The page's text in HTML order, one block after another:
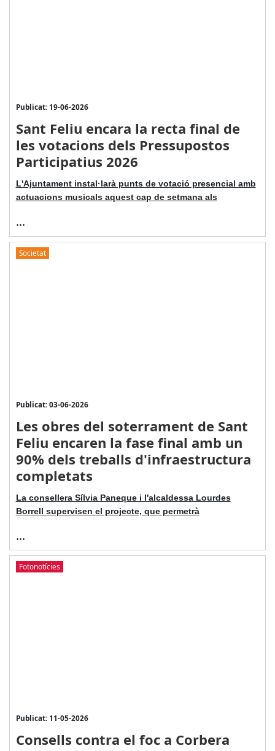
Publicat: 19-06-2026
Sant Feliu encara la recta final de
les votacions dels Pressupostos
Participatius 2026
L'Ajuntament instal·larà punts de votació presencial amb
actuacions musicals aquest cap de setmana als
...
Societat
Publicat: 03-06-2026
Les obres del soterrament de Sant
Feliu encaren la fase final amb un
90% dels treballs d'infraestructura
completats
La consellera Sílvia Paneque i l'alcaldessa Lourdes
Borrell supervisen el projecte, que permetrà
...
Fotonotícies
Publicat: 11-05-2026
Consells contra el foc a Corbera